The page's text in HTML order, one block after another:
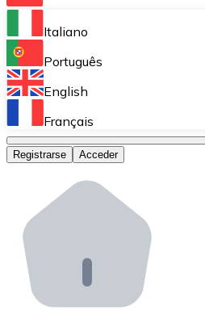
Bitnovo Ramp
Integra nuestra solución en
Bitnovo Giftcards
Bitnovo OTC
Bitnovo ATM
Integra un ATM Bitnovo
Bitnovo API
Integra nuestra API en tu
Italiano
Português
English
Français
Registrarse Acceder